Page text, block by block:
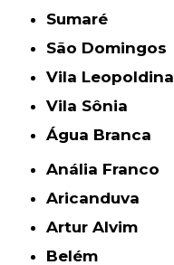
Sumaré
São Domingos
Vila Leopoldina
Vila Sônia
Água Branca
Anália Franco
Aricanduva
Artur Alvim
Belém